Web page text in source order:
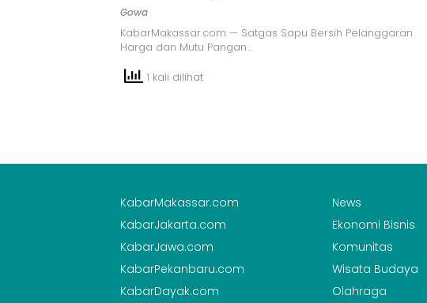
Gowa
KabarMakassar.com — Satgas Sapu Bersih Pelanggaran
Harga dan Mutu Pangan…
1 kali dilihat
KabarMakassar.com
KabarJakarta.com
KabarJawa.com
KabarPekanbaru.com
KabarDayak.com
News
Ekonomi Bisnis
Komunitas
Wisata Budaya
Olahraga